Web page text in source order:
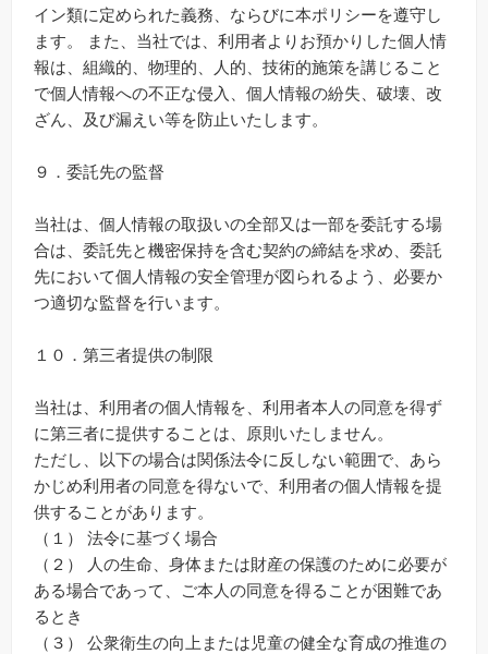
イン類に定められた義務、ならびに本ポリシーを遵守し
ます。 また、当社では、利用者よりお預かりした個人情
報は、組織的、物理的、人的、技術的施策を講じること
で個人情報への不正な侵入、個人情報の紛失、破壊、改
ざん、及び漏えい等を防止いたします。
９．委託先の監督
当社は、個人情報の取扱いの全部又は一部を委託する場
合は、委託先と機密保持を含む契約の締結を求め、委託
先において個人情報の安全管理が図られるよう、必要か
つ適切な監督を行います。
１０．第三者提供の制限
当社は、利用者の個人情報を、利用者本人の同意を得ず
に第三者に提供することは、原則いたしません。
ただし、以下の場合は関係法令に反しない範囲で、あら
かじめ利用者の同意を得ないで、利用者の個人情報を提
供することがあります。
（１） 法令に基づく場合
（２） 人の生命、身体または財産の保護のために必要が
ある場合であって、ご本人の同意を得ることが困難であ
るとき
（３） 公衆衛生の向上または児童の健全な育成の推進の